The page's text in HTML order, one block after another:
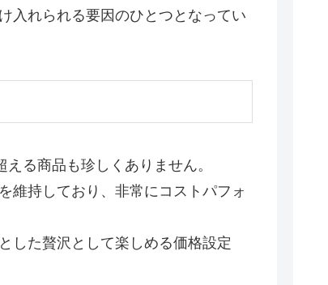
入れられる要因のひとつとなってい
る商品も珍しくありません。
維持しており、非常にコストパフォ
した贅沢として楽しめる価格設定